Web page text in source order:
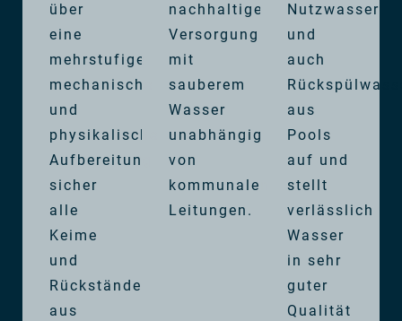
über
eine
mehrstufige
mechanische
und
physikalische
Aufbereitung
sicher
alle
Keime
und
Rückstände
aus
nachhaltige
Versorgung
mit
sauberem
Wasser
unabhängig
von
kommunalen
Leitungen.
Nutzwasser
und
auch
aus
Pools
auf und
stellt
verlässlich
Wasser
in sehr
guter
Qualität